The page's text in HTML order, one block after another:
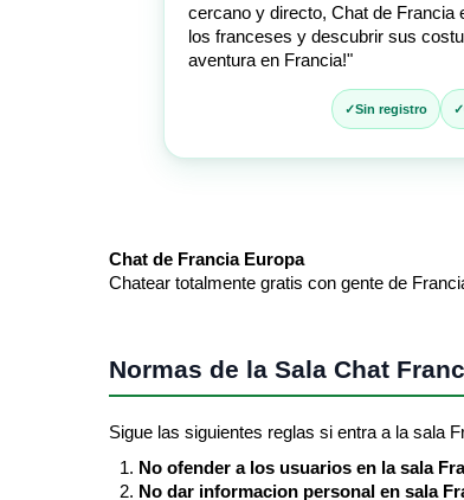
cercano y directo, Chat de Francia
los franceses y descubrir sus
aventura en Francia!"
Sin registro
Chat de Francia Europa
Chatear totalmente gratis con gente de
Normas de la Sala Chat
Sigue las siguientes reglas si entra a la sala
No ofender a los usuarios en la sala
No dar informacion personal en sala